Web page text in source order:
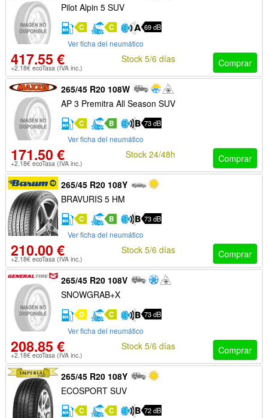
Pilot Alpin 5 SUV
C C 69 dB
Ver ficha del neumático
417.55 €
+2.18€ ecoTasa (IVA inc.) Comprar
Stock 5/6 días
265/45 R20 108W
AP 3 Premitra All Season SUV
C B 73 dB
Ver ficha del neumático
171.50 €
+2.18€ ecoTasa (IVA inc.) Comprar
Stock 24/48h
265/45 R20 108Y
BRAVURIS 5 HM
C B 73 dB
Ver ficha del neumático
210.00 €
+2.18€ ecoTasa (IVA inc.) Comprar
Stock 5/6 días
265/45 R20 108V
SNOWGRAB+X
D C 73 dB
Ver ficha del neumático
208.85 €
+2.18€ ecoTasa (IVA inc.) Comprar
Stock 5/6 días
265/45 R20 108Y
ECOSPORT SUV
C C 72 dB